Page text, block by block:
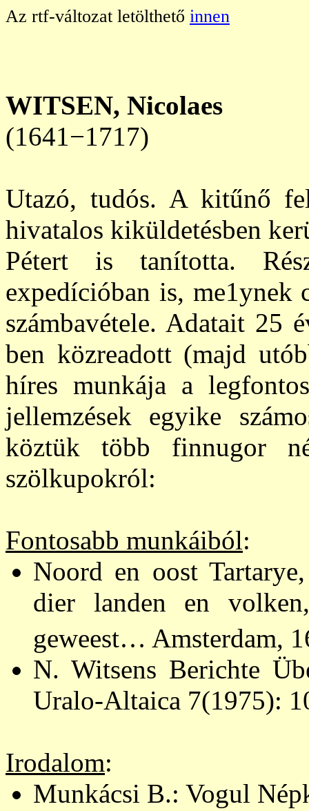
Az rtf-változat letölthető innen
WITSEN, Nicolaes
(1641−1717)
Utazó, tudós. A kitűnő
hivatalos kiküldetésben
Pétert is tanította.
expedícióban is, me1ynek
számbavétele. Adatait 25
ben közreadott (majd
híres munkája a
jellemzések egyike
köztük több finnugor
szölkupokról:
Fontosabb munkáiból:
Noord en oost
dier landen en
geweest… Amsterdam,
N. Witsens Berichte
Uralo-Altaica 7(1975):
Irodalom:
Munkácsi B.: Vogul